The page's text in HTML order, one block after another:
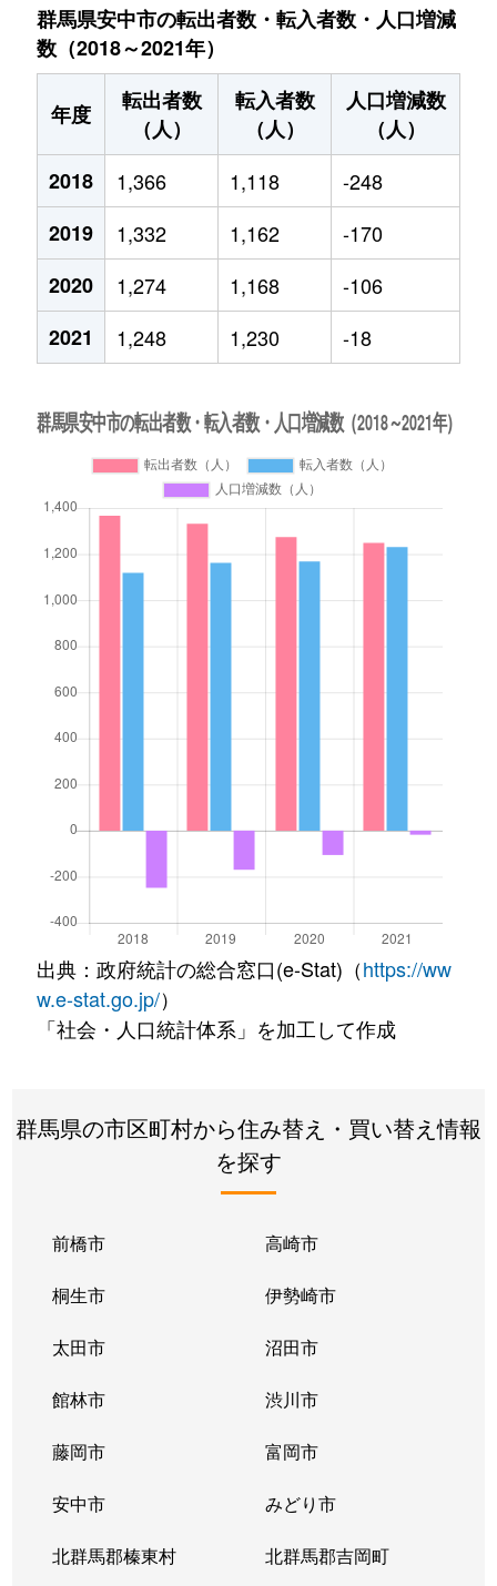
群馬県安中市の転出者数・転入者数・人口増減
数（2018～2021年）
年度
転出者数
（人）
転入者数
（人）
人口増減数
（人）
2018
1,366 1,118
-248
2019
1,332 1,162
-170
2020
1,274 1,168
-106
2021
1,248 1,230 -18
出典：政府統計の総合窓口(e-Stat)（https://ww
w.e-stat.go.jp/）
「社会・人口統計体系」を加工して作成
群馬県の市区町村から住み替え・買い替え情報
を探す
前橋市 高崎市
桐生市 伊勢崎市
太田市 沼田市
館林市 渋川市
藤岡市 富岡市
安中市 みどり市
北群馬郡榛東村 北群馬郡吉岡町